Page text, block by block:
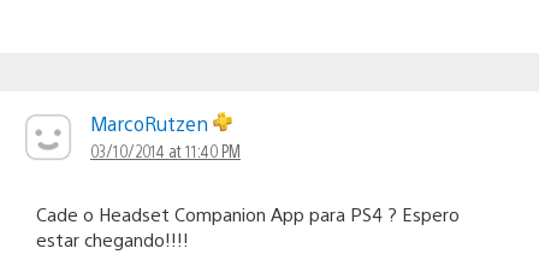
MarcoRutzen
03/10/2014 at 11:40 PM
Cade o Headset Companion App para PS4 ? Espero
estar chegando!!!!